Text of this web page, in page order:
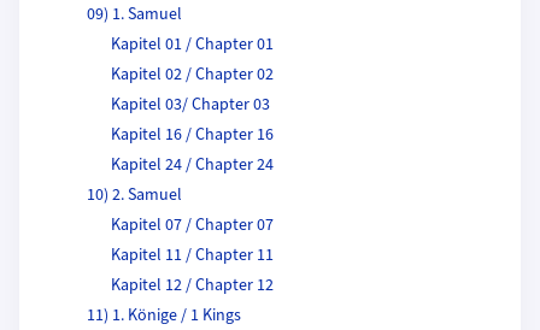
09) 1. Samuel
Kapitel 01 / Chapter 01
Kapitel 02 / Chapter 02
Kapitel 03/ Chapter 03
Kapitel 16 / Chapter 16
Kapitel 24 / Chapter 24
10) 2. Samuel
Kapitel 07 / Chapter 07
Kapitel 11 / Chapter 11
Kapitel 12 / Chapter 12
11) 1. Könige / 1 Kings